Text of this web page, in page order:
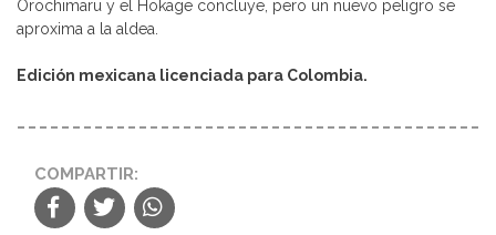
Orochimaru y el Hokage concluye, pero un nuevo peligro se
aproxima a la aldea.
Edición mexicana licenciada para Colombia.
COMPARTIR: